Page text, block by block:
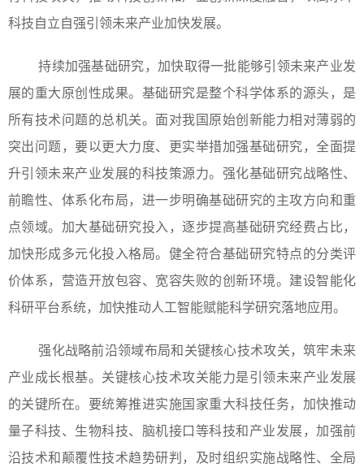
科技自立自强引领未来产业加快发展。
持续加强基础研究，加快取得一批能够引领未来产业发
展的重大原创性成果。基础研究是整个科学体系的源头，是
所有技术问题的总机关。面对我国原始创新能力相对薄弱的
突出问题，要以更大力度、更实举措加强基础研究，全面提
升引领未来产业发展的科技策源力。强化基础研究战略性、
前瞻性、体系化布局，进一步明确基础研究的主攻方向和重
点领域。加大基础研究投入，逐步提高基础研究经费占比，
加快形成多元化投入格局。健全符合基础研究特点的分类评
价体系，营造开放包容、宽容失败的创新环境。建设智能化
科研平台系统，加快推动人工智能赋能科学研究落地应用。
强化战略前沿领域布局和关键核心技术攻关，筑牢未来
产业成长根基。关键核心技术攻关能力是引领未来产业发展
的关键所在。要统筹推进实施国家重大科技任务，加快推动
量子科技、生物科技、脑机接口等科技和产业发展，加强前
沿技术和颠覆性技术趋势研判，及时组织实施战略性、全局